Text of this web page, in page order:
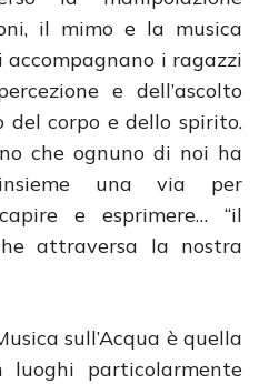
il mimo e la musica
accompagnano i ragazzi
e dell’ascolto
corpo e dello spirito.
che ognuno di noi ha
una via per
e esprimere… “il
attraversa la nostra
sull’Acqua è quella
luoghi particolarmente